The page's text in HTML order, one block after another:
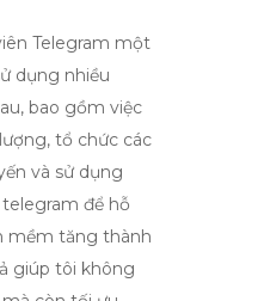
Telegram một
dụng nhiều
bao gồm việc
tổ chức các
và sử dụng
để hỗ
mềm tăng thành
giúp tôi không